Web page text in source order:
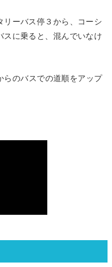
リーバス停３から、コーシ
スに乗ると、混んでいなけ
らのバスでの道順をアップ